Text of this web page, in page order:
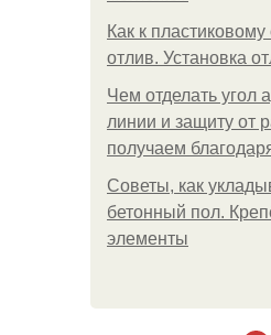
Как к
отлив. Установка
Чем отделать угол
линии и защиту от
получаем
Советы, как
бетонный пол.
элементы